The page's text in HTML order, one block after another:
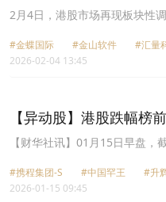
暴跌
2月4日，港股市场再现板块性
#金蝶国际 #金山软件
#汇量
2026-02-04 13:45
【异动股】港股跌幅榜
跌17.30%，中国罕王
【财华社讯】01月15日早盘，
8.00%、升辉清洁(02521.HK)
4.97%、同程旅行(00780.HK)
#携程集团-S #中国罕王
#升
2026-01-15 09:45